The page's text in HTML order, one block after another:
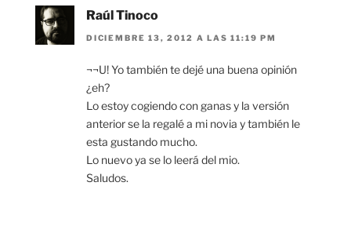
Raúl Tinoco
DICIEMBRE 13, 2012 A LAS 11:19 PM
¬¬U! Yo también te dejé una buena opinión
¿eh?
Lo estoy cogiendo con ganas y la versión
anterior se la regalé a mi novia y también le
esta gustando mucho.
Lo nuevo ya se lo leerá del mio.
Saludos.